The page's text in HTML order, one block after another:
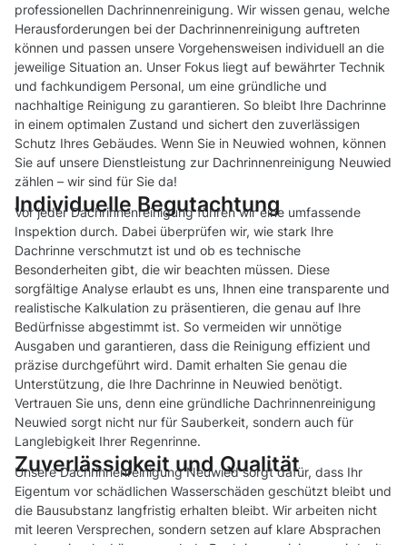
professionellen Dachrinnenreinigung. Wir wissen genau, welche
Herausforderungen bei der Dachrinnenreinigung auftreten
können und passen unsere Vorgehensweisen individuell an die
jeweilige Situation an. Unser Fokus liegt auf bewährter Technik
und fachkundigem Personal, um eine gründliche und
nachhaltige Reinigung zu garantieren. So bleibt Ihre Dachrinne
in einem optimalen Zustand und sichert den zuverlässigen
Schutz Ihres Gebäudes. Wenn Sie in Neuwied wohnen, können
Sie auf unsere Dienstleistung zur Dachrinnenreinigung Neuwied
zählen – wir sind für Sie da!
Individuelle Begutachtung
Vor jeder Dachrinnenreinigung führen wir eine umfassende
Inspektion durch. Dabei überprüfen wir, wie stark Ihre
Dachrinne verschmutzt ist und ob es technische
Besonderheiten gibt, die wir beachten müssen. Diese
sorgfältige Analyse erlaubt es uns, Ihnen eine transparente und
realistische Kalkulation zu präsentieren, die genau auf Ihre
Bedürfnisse abgestimmt ist. So vermeiden wir unnötige
Ausgaben und garantieren, dass die Reinigung effizient und
präzise durchgeführt wird. Damit erhalten Sie genau die
Unterstützung, die Ihre Dachrinne in Neuwied benötigt.
Vertrauen Sie uns, denn eine gründliche Dachrinnenreinigung
Neuwied sorgt nicht nur für Sauberkeit, sondern auch für
Langlebigkeit Ihrer Regenrinne.
Zuverlässigkeit und Qualität
Unsere Dachrinnenreinigung Neuwied sorgt dafür, dass Ihr
Eigentum vor schädlichen Wasserschäden geschützt bleibt und
die Bausubstanz langfristig erhalten bleibt. Wir arbeiten nicht
mit leeren Versprechen, sondern setzen auf klare Absprachen